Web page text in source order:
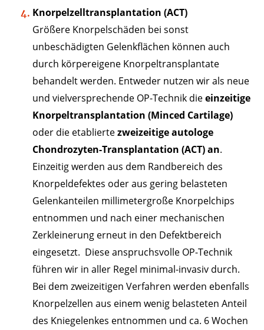
Knorpelzelltransplantation (ACT)
Größere Knorpelschäden bei sonst
unbeschädigten Gelenkflächen können auch
durch körpereigene Knorpeltransplantate
behandelt werden. Entweder nutzen wir als neue
und vielversprechende OP-Technik dieeinzeitige
Knorpeltransplantation (Minced Cartilage)
oder die etabliertezweizeitige autologe
Chondrozyten-Transplantation (ACT) an.
Einzeitig werden aus dem Randbereich des
Knorpeldefektes oder aus gering belasteten
Gelenkanteilen millimetergroße Knorpelchips
entnommen und nach einer mechanischen
Zerkleinerung erneut in den Defektbereich
eingesetzt. Diese anspruchsvolle OP-Technik
führen wir in aller Regel minimal-invasiv durch.
Bei dem zweizeitigen Verfahren werden ebenfalls
Knorpelzellen aus einem wenig belasteten Anteil
des Kniegelenkes entnommen und ca. 6 Wochen